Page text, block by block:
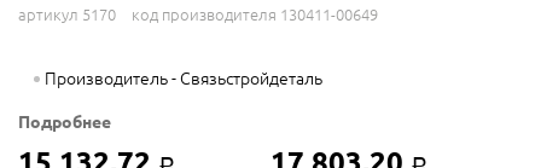
артикул 5170 код производителя 130411-00649
Производитель - Связьстройдеталь
Подробнее